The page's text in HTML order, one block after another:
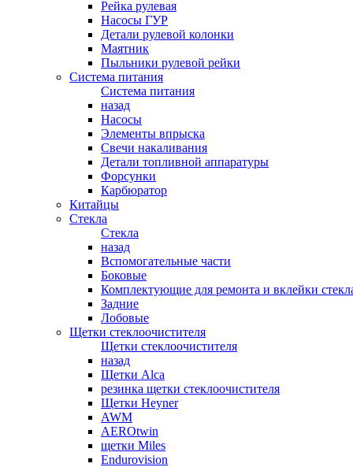
Рейка рулевая
Насосы ГУР
Детали рулевой колонки
Маятник
Пыльники рулевой рейки
Система питания
Система питания
назад
Насосы
Элементы впрыска
Свечи накаливания
Детали топливной аппаратуры
Форсунки
Карбюратор
Китайцы
Стекла
Стекла
назад
Вспомогательные части
Боковые
Комплектующие для ремонта и вклейки
Задние
Лобовые
Щетки стеклоочистителя
Щетки стеклоочистителя
назад
Щетки Alca
резинка щетки стеклоочистителя
Щетки Heyner
AWM
AEROtwin
щетки Miles
Endurovision